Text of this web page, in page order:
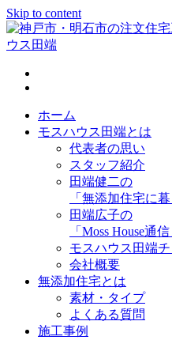
Skip to content
神戸市・明石市の注文住宅
田端
ホーム
モスハウス田端とは
代表者の思い
スタッフ紹介
田端健二の
「無添加住宅に暮
田端広子の
「Moss House通信
モスハウス田端
会社概要
無添加住宅とは
素材・タイプ
よくある質問
施工事例